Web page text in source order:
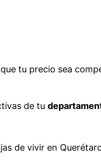
tu precio sea
de tu
de vivir en